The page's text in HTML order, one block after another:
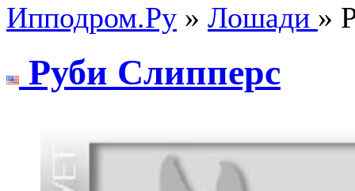
Ипподром.Ру » Лошади »
Руби Cлипперс